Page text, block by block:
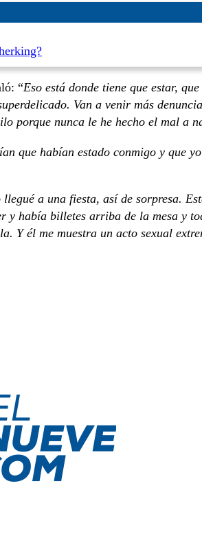
“Eso está donde tiene que estar,
Van a venir más
porque nunca le he hecho el mal a
que habían estado conmigo y que
llegué a una fiesta, así de sorpresa.
y había billetes arriba de la mesa y
Y él me muestra un acto sexual